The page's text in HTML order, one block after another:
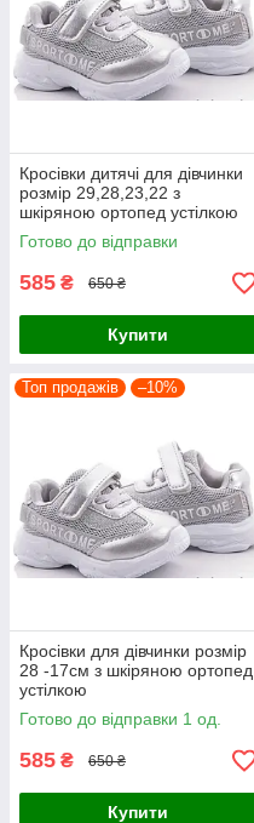
Кросівки дитячі для дівчинки
розмір 29,28,23,22 з
шкіряною ортопед устілкою
Готово до відправки
585 ₴ 650 ₴
Купити
Топ продажів –10%
Кросівки для дівчинки розмір
28 -17см з шкіряною ортопед
устілкою
Готово до відправки 1 од.
585 ₴ 650 ₴
Купити